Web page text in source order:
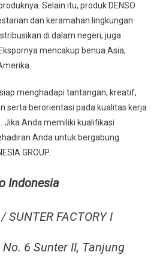
Selain itu, produk DENSO
dan keramahan lingkungan.
di dalam negeri, juga
mencakup benua Asia,
menghadapi tantangan, kreatif,
serta berorientasi pada kualitas kerja
Jika Anda memiliki kualifikasi
Anda untuk bergabung
GROUP.
Indonesia
SUNTER FACTORY I
6 Sunter II, Tanjung